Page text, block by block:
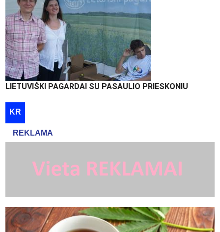
LIETUVIŠKI PAGARDAI SU PASAULIO PRIESKONIU
KR
REKLAMA